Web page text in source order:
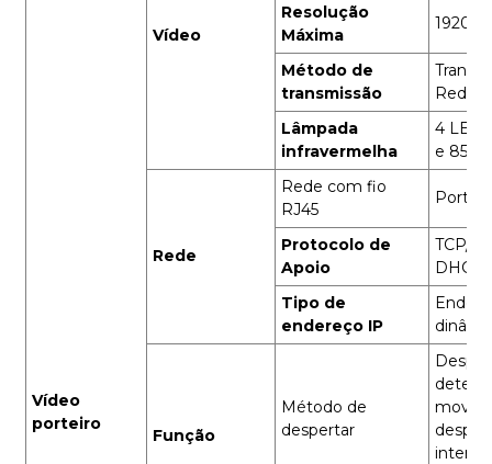
Vídeo
porteiro
Vídeo
Resolução
Máxima
Método de
transmissão
Rede
Lâmpada
infravermelha
4
e 850
Rede
Rede com fio
RJ45
Porta
Protocolo de
Apoio
TCP/
DHCP
Tipo de
endereço IP
Função
Método de
despertar